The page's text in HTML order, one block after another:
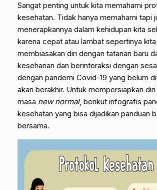
Sangat penting untuk kita memahami
kesehatan. Tidak hanya memahami tapi
menerapkannya dalam kehidupan kita
karena cepat atau lambat sepertinya
membiasakan diri dengan tatanan baru
keseharian dan berinteraksi dengan
dengan pandemi Covid-19 yang belum
akan berakhir. Untuk mempersiapkan
masa new normal, berikut infografis
kesehatan yang bisa dijadikan panduan
bersama.